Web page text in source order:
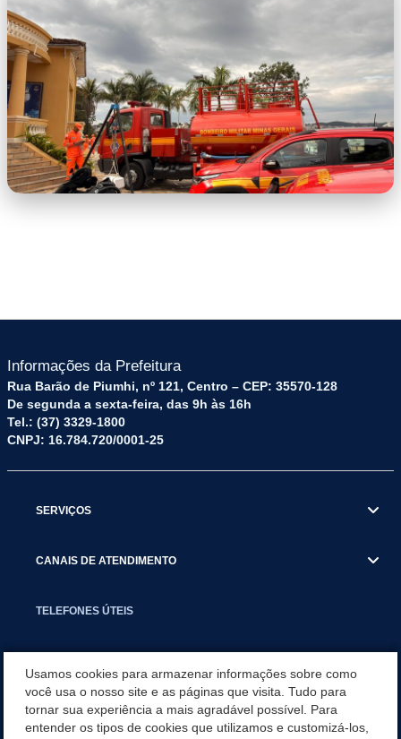
(3).jpeg
Informações da Prefeitura
Rua Barão de Piumhi, nº 121, Centro – CEP: 35570-128
De segunda a sexta-feira, das 9h às 16h
Tel.: (37) 3329-1800
CNPJ: 16.784.720/0001-25
SERVIÇOS
CANAIS DE ATENDIMENTO
TELEFONES ÚTEIS
NOTÍCIAS
Usamos cookies para armazenar informações sobre como
você usa o nosso site e as páginas que visita. Tudo para
tornar sua experiência a mais agradável possível. Para
entender os tipos de cookies que utilizamos e customizá-los,